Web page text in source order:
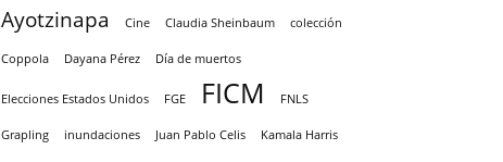
Ayotzinapa Cine Claudia Sheinbaum colección
Coppola Dayana Pérez Día de muertos
Elecciones Estados Unidos FGE FICM FNLS
Grapling inundaciones Juan Pablo Celis Kamala Harris